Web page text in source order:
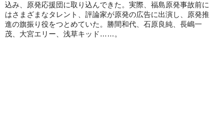
込み、原発応援団に取り込んできた。実際、福島原発事故前に
はさまざまなタレント、評論家が原発の広告に出演し、原発推
進の旗振り役をつとめていた。勝間和代、石原良純、長嶋一
茂、大宮エリー、浅草キッド……。